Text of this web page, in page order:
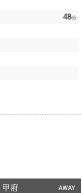
48分
AWAY
甲府